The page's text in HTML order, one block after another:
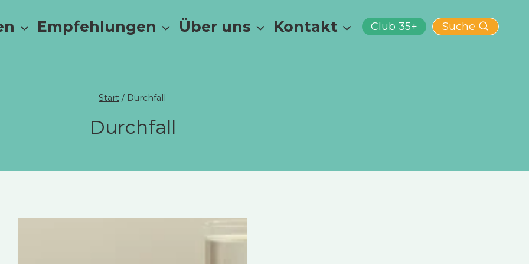
Empfehlungen Über uns Kontakt Club 35+ Suche
Start / Durchfall
Durchfall